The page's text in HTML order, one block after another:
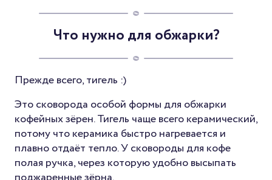
Что нужно для обжарки?
Прежде всего, тигель :)
Это сковорода особой формы для обжарки
кофейных зёрен. Тигель чаще всего керамический,
потому что керамика быстро нагревается и
плавно отдаёт тепло. У сковороды для кофе
полая ручка, через которую удобно высыпать